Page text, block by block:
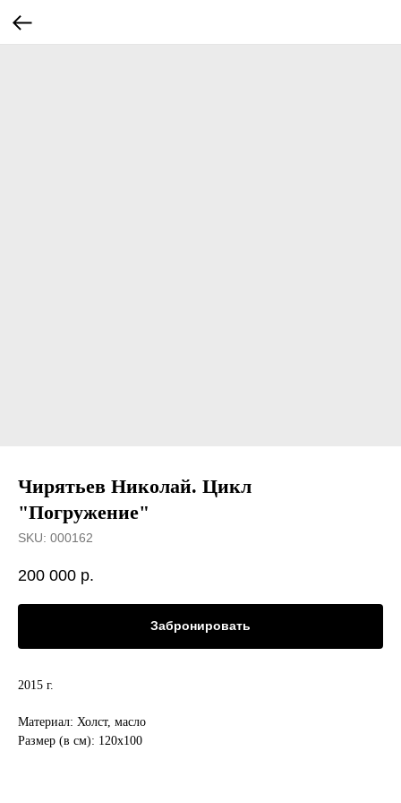
Чирятьев Николай. Цикл
"Погружение"
SKU: 000162
200 000 р.
Забронировать
2015 г.
Материал: Холст, масло
Размер (в см): 120х100